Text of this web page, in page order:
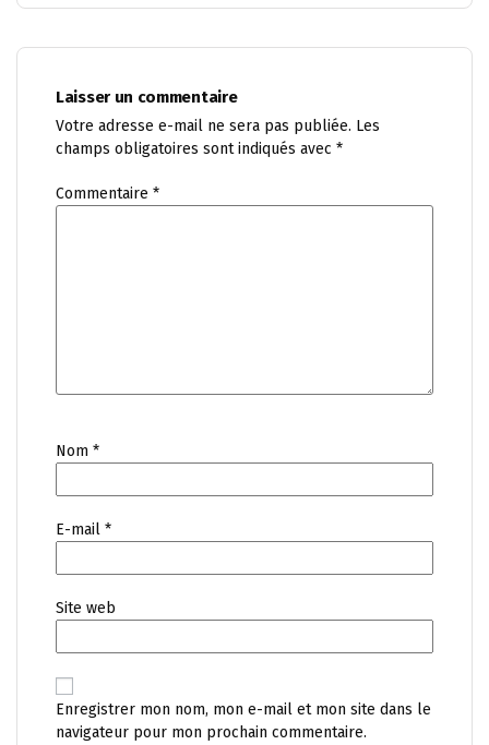
Laisser un commentaire
Votre adresse e-mail ne sera pas publiée. Les
champs obligatoires sont indiqués avec *
Commentaire *
Nom *
E-mail *
Site web
Enregistrer mon nom, mon e-mail et mon site dans le
navigateur pour mon prochain commentaire.